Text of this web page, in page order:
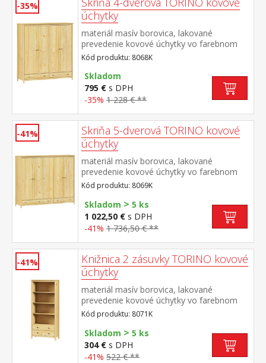
-35%
úchytky
materiál masív borovica, lakované
prevedenie kovové úchytky vo farebnom
prevedení černená mosadz priestor delený
na polovice v ľavej polovici šatníková tyč a
polica na klobúky v pravej polovici 3 police v
spodnej časti 2 zásuvky s kovovými
pojazdmi odporúčaný nadstavec 8168K
Kód produktu: 8068K
Skladom
795 € s DPH
-35% 1 228 € **
-41%
Skriňa 5-dverová TORINO kovové
úchytky
materiál masív borovica, lakované
prevedenie kovové úchytky vo farebnom
prevedení černená mosadz priestor delený
v pomere 2:1:2 v ľavej a pravej širšej časti
šatníková tyč a polica na klobúky v strednej
úzkej časti 3 police v spodnej časti 3
zásuvky s kovovými pojazdmi odporúčaný
nadstavec 8169K
Kód produktu: 8069K
Skladom > 5 ks
1 022,50 € s DPH
-41% 1 736,50 € **
-41%
Knižnica 2 zásuvky TORINO kovové
úchytky
materiál masív borovica, lakované
prevedenie kovové úchytky vo farebnom
prevedení černená mosadz tri police, dve
zásuvky s kovovými pojazdmi
Kód produktu: 8071K
Skladom > 5 ks
304 € s DPH
-41% 522 € **